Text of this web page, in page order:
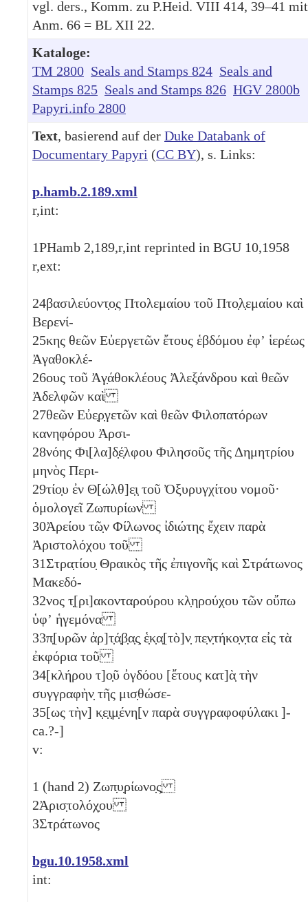
vgl. ders., Komm. zu P.Heid. VIII 414, 39–41 mit
Anm. 66 = BL XII 22.
Kataloge:
TM 2800 Seals and Stamps 824 Seals and
Stamps 825 Seals and Stamps 826 HGV 2800b
Papyri.info 2800
Text, basierend auf der Duke Databank of
Documentary Papyri (CC BY), s. Links:
p.hamb.2.189.xml
r,int:
1PHamb 2,189,r,int reprinted in BGU 10,1958
r,ext:
24βασιλεύοντ̣ο̣ς Πτολεμαίου τοῦ Πτο̣λ̣εμαίου καὶ
Βερενί-
25κης θεῶν Εὐεργετῶν ἔτους ἑβδόμου ἐφʼ ἱερέως
Ἀγαθοκλέ-
26ους τοῦ Ἀγ̣άθοκλέους Ἀλεξάνδρου καὶ θεῶν
Ἀδελφῶν καὶ
27θεῶν Εὐε̣ρ̣γετῶν καὶ θεῶν Φιλοπατόρων
κανηφόρου Ἀρσι-
28νόης Φι[λα]δ̣έ̣λφου Φιλησοῦς τῆς Δημητρίου
μηνὸς Περι-
29τίο̣υ ἐν Θ[ώλθ]ε̣ι̣ τοῦ Ὀξυρυγχίτου νομοῦ·
ὁμολογεῖ Ζωπυρίων
30Ἀρείου τῶ̣ν Φίλωνος ἰδιώτης ἔχειν παρὰ
Ἀριστολόχου τοῦ
31Στρα̣τίου̣ Θραικὸς τῆς ἐπιγονῆς καὶ Στράτωνος
Μακεδό-
32νος τ̣[ρι]ακονταρούρου κλ̣ηρούχου τῶν οὔπω
ὑφʼ ἡγεμόνα
33π̣[υρῶν ἀρ]τ̣ά̣β̣α̣ς̣ ἑ̣κ̣α̣[τὸ]ν̣ πε̣ν̣τήκο̣ν̣τα εἰς τὰ
ἐκφόρια τοῦ
34[κλήρου τ]ο̣ῦ ὀγδόου [ἔτους κατ]ὰ̣ τὴν
συγγραφὴν̣ τῆς μισ̣θώσε-
35[ως τὴν] κ̣ε̣ι̣μ̣ένη[ν παρὰ συγγραφοφύλακι ]-
ca.?-]
v:
1 (hand 2) Ζωπ̣υ̣ρίωνο̣ς̣
2Ἀρισ̣τολόχ̣ου
3Στράτωνος
bgu.10.1958.xml
int: